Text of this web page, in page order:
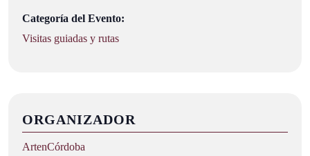
Categoría del Evento:
Visitas guiadas y rutas
ORGANIZADOR
ArtenCórdoba